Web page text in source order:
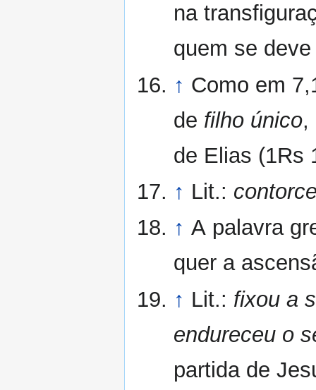
na
quem se
↑ Como em
de filho único,
de Elias (1Rs
↑ Lit.:
↑ A palavra
quer a
↑ Lit.: fixou a
endureceu o
partida de